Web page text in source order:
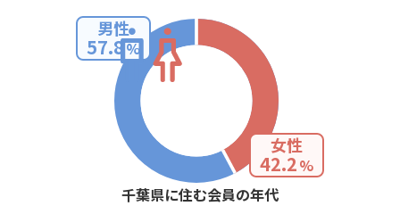
男性
57.8%
女性
42.2%
千葉県に住む会員の年代